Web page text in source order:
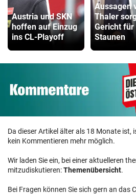
Austria und SKN
hoffen auf Einzug
ins CL-Playoff
Aussagen
Thaler
Gericht für
Staunen
Da dieser Artikel älter als 18 Monate ist,
kein Kommentieren mehr möglich.
Wir laden Sie ein, bei einer aktuelleren
mitzudiskutieren:Themenübersicht.
Bei Fragen können Sie sich gern an das